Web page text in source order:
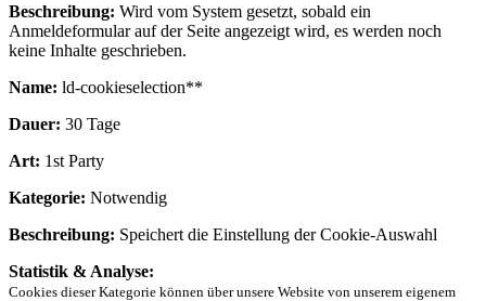
Beschreibung: Wird vom System gesetzt, sobald ein
Anmeldeformular auf der Seite angezeigt wird, es werden noch
keine Inhalte geschrieben.
Name: ld-cookieselection**
Dauer: 30 Tage
Art: 1st Party
Kategorie: Notwendig
Beschreibung: Speichert die Einstellung der Cookie-Auswahl
Statistik & Analyse:
Cookies dieser Kategorie können über unsere Website von unserem eigenem